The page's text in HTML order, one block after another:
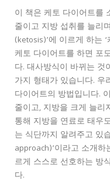
이 책은 케토 다이어트를
줄이고 지방 섭취를 늘리
(ketosis)’에 이르게 하는
케토 다이어트를 하면 포
다. 대사방식이 바뀌는 것
가지 형태가 있습니다. 우
다이어트의 방법입니다.
줄이고, 지방을 크게 늘리
통해 지방을 연료로 태우
는 식단까지 알려주고 있
approach)’이라고 소개
르게 스스로 선호하는 방
다.